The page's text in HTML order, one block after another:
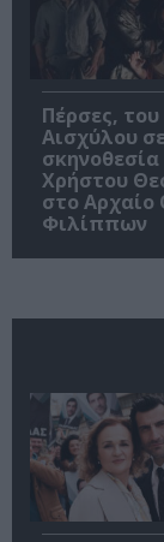
Πέρσες, του
Αισχύλου
σκηνοθεσία
Χρήστου
στο Αρχαίο
Φιλίππων